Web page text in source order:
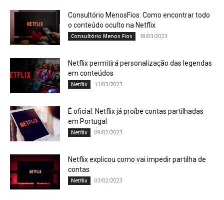
Consultório MenosFios: Como encontrar todo
o conteúdo oculto na Netflix
Consultório Menos Fios 18/03/2023
Netflix permitirá personalização das legendas
em conteúdos
Netflix 11/03/2023
É oficial: Netflix já proíbe contas partilhadas
em Portugal
Netflix 09/02/2023
Netflix explicou como vai impedir partilha de
contas
Netflix 03/02/2023